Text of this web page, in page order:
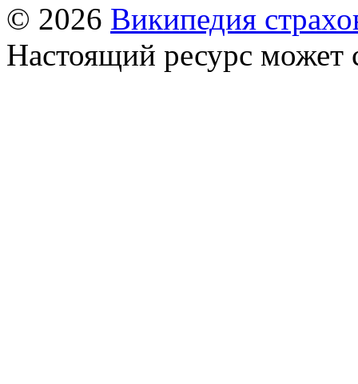
© 2026 Википедия
Настоящий ресурс может